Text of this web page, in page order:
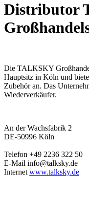
Distributor
Die TALKSKY
Hauptsitz in Köln und
Zubehör an. Das
Wiederverkäufer.
An der Wachsfabrik 2
DE-50996 Köln
Telefon +49 2236 322 50
E-Mail info@talksky.de
Internet www.talksky.de